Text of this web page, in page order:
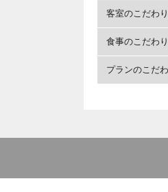
客室のこだわり
食事のこだわり
プランのこだ